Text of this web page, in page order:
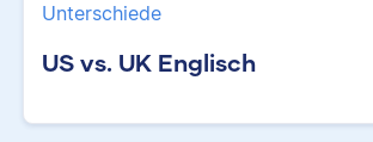
Unterschiede
US vs. UK Englisch